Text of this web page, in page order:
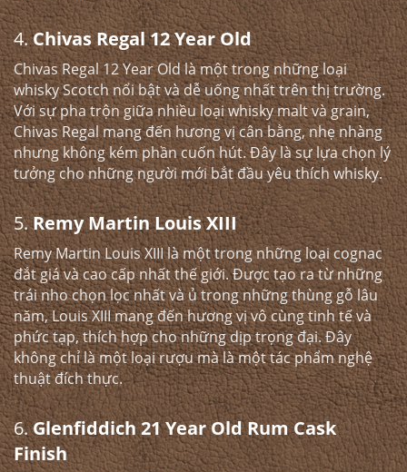
4.Chivas Regal 12 Year Old
Chivas Regal 12 Year Old là một trong những loại
whisky Scotch nổi bật và dễ uống nhất trên thị trường.
Với sự pha trộn giữa nhiều loại whisky malt và grain,
Chivas Regal mang đến hương vị cân bằng, nhẹ nhàng
nhưng không kém phần cuốn hút. Đây là sự lựa chọn lý
tưởng cho những người mới bắt đầu yêu thích whisky.
5.Remy Martin Louis XIII
Remy Martin Louis XIII là một trong những loại cognac
đắt giá và cao cấp nhất thế giới. Được tạo ra từ những
trái nho chọn lọc nhất và ủ trong những thùng gỗ lâu
năm, Louis XIII mang đến hương vị vô cùng tinh tế và
phức tạp, thích hợp cho những dịp trọng đại. Đây
không chỉ là một loại rượu mà là một tác phẩm nghệ
thuật đích thực.
6.Glenfiddich 21 Year Old Rum Cask
Finish